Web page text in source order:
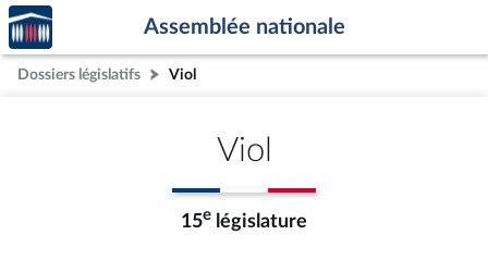
Aller au contenu
Aller en bas de la page
Accèder
à la
page
d'accueil
Assemblée nationale
Dossiers législatifs Viol
Viol
15e législature